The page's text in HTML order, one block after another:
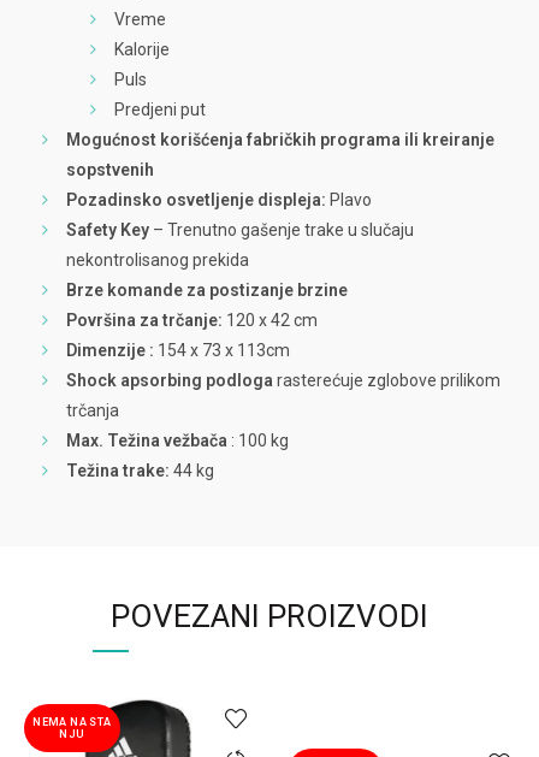
Vreme
Kalorije
Puls
Predjeni put
Mogućnost korišćenja fabričkih programa ili kreiranje
sopstvenih
Pozadinsko osvetljenje displeja: Plavo
Safety Key – Trenutno gašenje trake u slučaju
nekontrolisanog prekida
Brze komande za postizanje brzine
Površina za trčanje: 120 x 42 cm
Dimenzije : 154 x 73 x 113cm
Shock apsorbing podloga rasterećuje zglobove prilikom
trčanja
Max. Težina vežbača : 100 kg
Težina trake: 44 kg
POVEZANI PROIZVODI
NEMA NA STA
NJU